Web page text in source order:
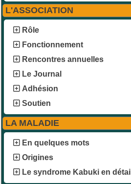
L'ASSOCIATION
Rôle
Fonctionnement
Rencontres annuelles
Le Journal
Adhésion
Soutien
LA MALADIE
En quelques mots
Origines
Le syndrome Kabuki en détail